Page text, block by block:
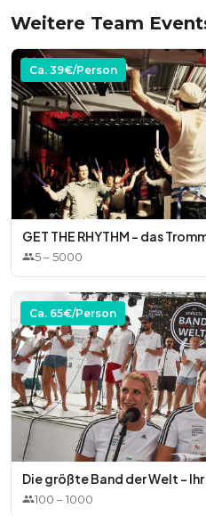
Weitere Team
Ca. 39€/Person
GET THE RHYTHM – das
5–5000
Ca. 65€/Person
Die größte Band der Welt -
100 –1000